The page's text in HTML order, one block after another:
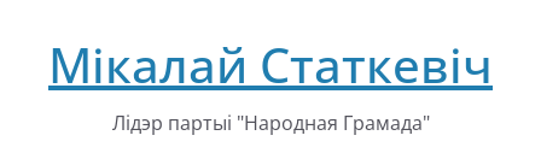
содержимому
Мікалай Статкевіч
Лідэр партыі "Народная Грамада"